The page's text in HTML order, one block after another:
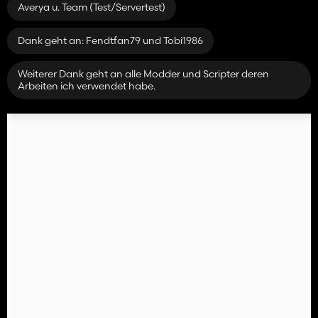
Averya u. Team (Test/Servertest)
Dank geht an: Fendtfan79 und Tobi1986
Weiterer Dank geht an alle Modder und Scripter deren
Arbeiten ich verwendet habe.